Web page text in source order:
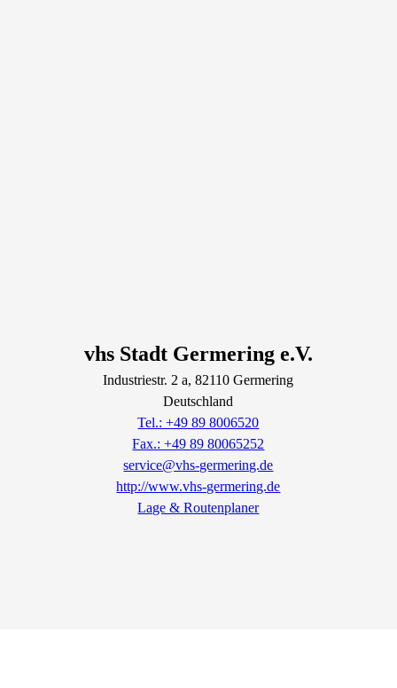
vhs Stadt Germering e.V.
Industriestr. 2 a, 82110Germering
Deutschland
Tel.: +49 89 8006520
Fax.: +49 89 80065252
service@vhs-germering.de
http://www.vhs-germering.de
Lage & Routenplaner